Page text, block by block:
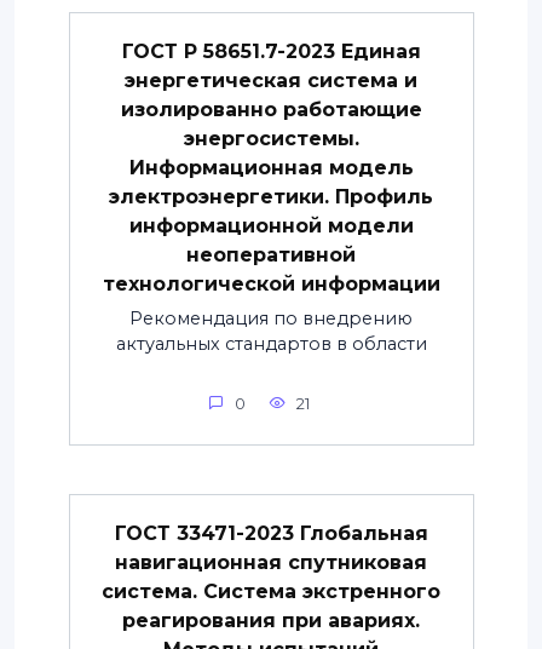
ГОСТ Р 58651.7-2023 Единая
энергетическая система и
изолированно работающие
энергосистемы.
Информационная модель
электроэнергетики. Профиль
информационной модели
неоперативной
технологической информации
Рекомендация по внедрению
актуальных стандартов в области
0 21
ГОСТ 33471-2023 Глобальная
навигационная спутниковая
система. Система экстренного
реагирования при авариях.